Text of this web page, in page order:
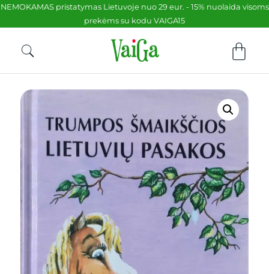
NEMOKAMAS pristatymas Lietuvoje nuo 29 eur. - 15% nuolaida visoms
prekėms su kodu VAIGA15